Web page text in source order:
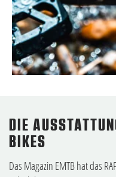
DIE
BIKES
Das Magazin EMTB hat das